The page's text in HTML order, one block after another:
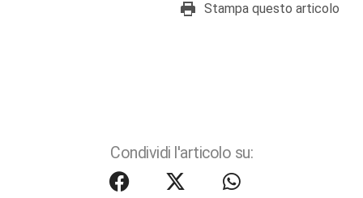
Stampa questo articolo
Condividi l'articolo su: